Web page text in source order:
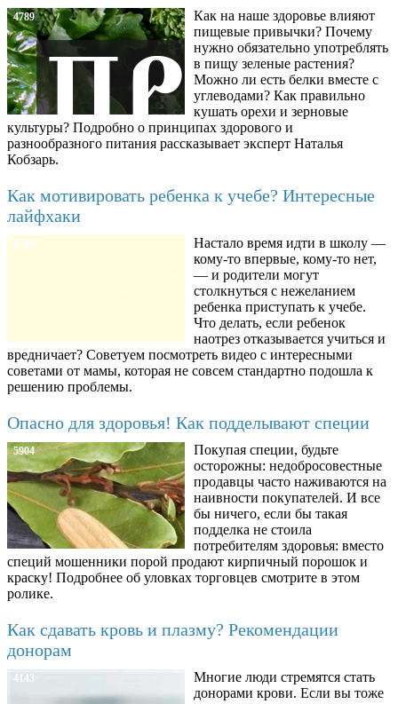
4789
Как на наше здоровье влияют
пищевые привычки? Почему
нужно обязательно употреблять
в пищу зеленые растения?
Можно ли есть белки вместе с
углеводами? Как правильно
кушать орехи и зерновые
культуры? Подробно о принципах здорового и
разнообразного питания рассказывает эксперт Наталья
Кобзарь.
Как мотивировать ребенка к учебе? Интересные
лайфхаки
8780
Настало время идти в школу —
кому-то впервые, кому-то нет,
— и родители могут
столкнуться с нежеланием
ребенка приступать к учебе.
Что делать, если ребенок
наотрез отказывается учиться и
вредничает? Советуем посмотреть видео с интересными
советами от мамы, которая не совсем стандартно подошла к
решению проблемы.
Опасно для здоровья! Как подделывают специи
5904
Покупая специи, будьте
осторожны: недобросовестные
продавцы часто наживаются на
наивности покупателей. И все
бы ничего, если бы такая
подделка не стоила
потребителям здоровья: вместо
специй мошенники порой продают кирпичный порошок и
краску! Подробнее об уловках торговцев смотрите в этом
ролике.
Как сдавать кровь и плазму? Рекомендации
донорам
4143
Многие люди стремятся стать
донорами крови. Если вы тоже